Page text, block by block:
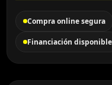
Compra online segura
Financiación disponible